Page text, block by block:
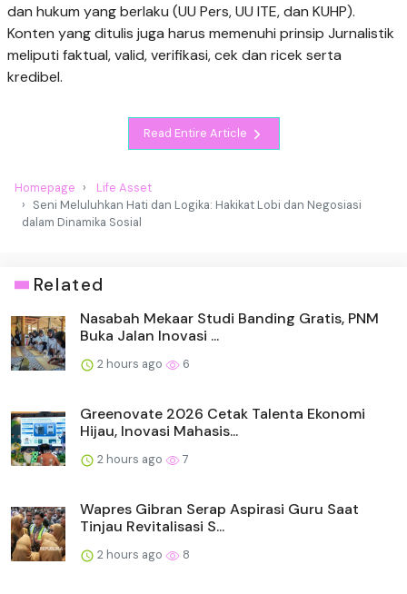
dan hukum yang berlaku (UU Pers, UU ITE, dan KUHP).
Konten yang ditulis juga harus memenuhi prinsip Jurnalistik
meliputi faktual, valid, verifikasi, cek dan ricek serta
kredibel.
Read Entire Article
Homepage
Life Asset
Seni Meluluhkan Hati dan Logika: Hakikat Lobi dan Negosiasi
dalam Dinamika Sosial
Related
Nasabah Mekaar Studi Banding Gratis, PNM
Buka Jalan Inovasi ...
2 hours ago 6
Greenovate 2026 Cetak Talenta Ekonomi
Hijau, Inovasi Mahasis...
2 hours ago 7
Wapres Gibran Serap Aspirasi Guru Saat
Tinjau Revitalisasi S...
2 hours ago 8